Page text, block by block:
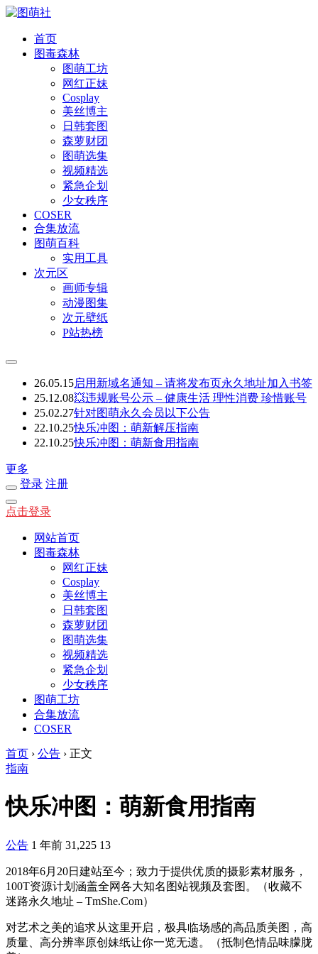
首页
图毒森林
图萌工坊
网红正妹
Cosplay
美丝博主
日韩套图
森萝财团
图萌选集
视频精选
紧急企划
少女秩序
COSER
合集放流
图萌百科
实用工具
次元区
画师专辑
动漫图集
次元壁纸
P站热榜
26.05.15启用新域名通知 – 请将发布页永久地址加入书签
25.12.08💥违规账号公示 – 健康生活 理性消费 珍惜账号
25.02.27针对图萌永久会员以下公告
22.10.25快乐冲图：萌新解压指南
22.10.25快乐冲图：萌新食用指南
更多
登录 注册
点击登录
网站首页
图毒森林
网红正妹
Cosplay
美丝博主
日韩套图
森萝财团
图萌选集
视频精选
紧急企划
少女秩序
图萌工坊
合集放流
COSER
首页 › 公告 › 正文
指南
快乐冲图：萌新食用指南
公告 1 年前 31,225 13
2018年6月20日建站至今；致力于提供优质的摄影素材服务，
100T资源计划涵盖全网各大知名图站视频及套图。（收藏不
迷路永久地址 – TmShe.Com）
对艺术之美的追求从这里开启，极具临场感的高品质美图，高
质量、高分辨率原创妹纸让你一览无遗。（抵制色情品味朦胧